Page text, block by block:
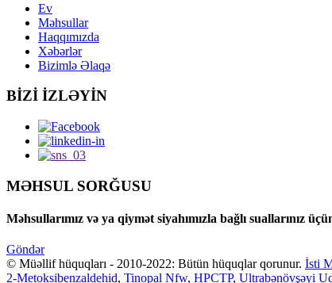
Ev
Məhsullar
Haqqımızda
Xəbərlər
Bizimlə Əlaqə
BİZİ İZLƏYİN
MƏHSUL SORĞUSU
Məhsullarımız və ya qiymət siyahımızla bağlı suallarınız
Göndər
© Müəllif hüquqları - 2010-2022: Bütün hüquqlar qorunur. İsti
2-Metoksibenzaldehid, Tinopal Nfw, HPCTP, Ultrabənövşəyi